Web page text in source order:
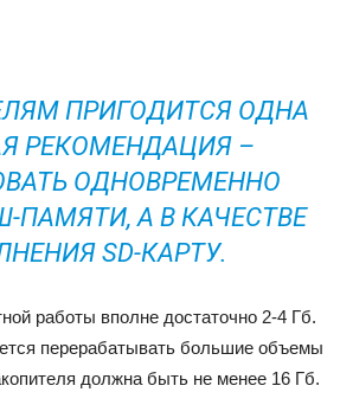
ПРИГОДИТСЯ ОДНА
РЕКОМЕНДАЦИЯ –
ОДНОВРЕМЕННО
ПАМЯТИ, А В КАЧЕСТВЕ
SD-КАРТУ.
работы вполне достаточно 2-4 Гб.
перерабатывать большие объемы
должна быть не менее 16 Гб.